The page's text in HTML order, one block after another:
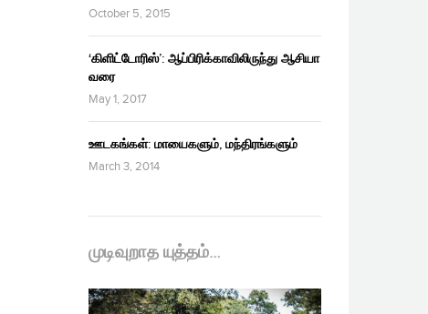
October 5, 2015
‘கிளிட்டோரிஸ்’: ஆப்பிரிக்காவிலிருந்து ஆசியா
வரை
May 1, 2017
ஊடகங்கள்: மாயைகளும், மந்திரங்களும்
March 3, 2014
முடிவுறாத யுத்தம்…